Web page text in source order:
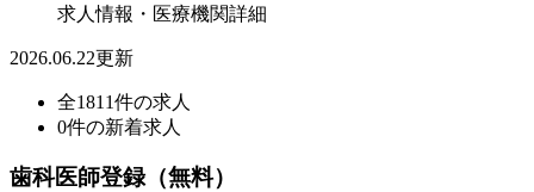
求人情報・医療機関詳細
2026.06.22更新
全1811件の求人
0件の新着求人
歯科医師登録（無料）